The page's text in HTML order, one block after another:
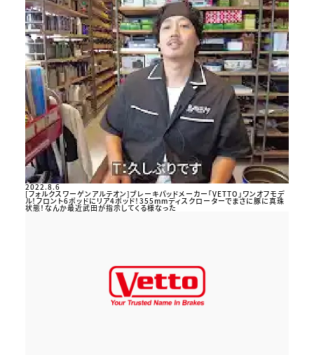
2022.8.6
[フォルクスワーゲンアルテオン]ブレーキパッドメーカー「VETTO」ワンオフモデ
ル！フロント6ポッドにリア4ポッド！355mmディスクローターでまさに豚に真珠
状態！なんか最近武田が指示してくる様なった